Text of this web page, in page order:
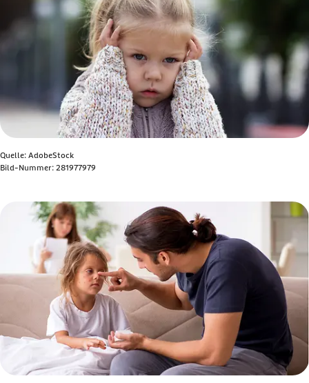
Quelle: AdobeStock
Bild-Nummer: 281977979